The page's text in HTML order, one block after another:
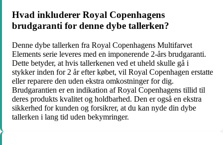
Hvad inkluderer Royal Copenhagens
brudgaranti for denne dybe tallerken?
Denne dybe tallerken fra Royal Copenhagens Multifarvet
Elements serie leveres med en imponerende 2-års brudgaranti.
Dette betyder, at hvis tallerkenen ved et uheld skulle gå i
stykker inden for 2 år efter købet, vil Royal Copenhagen erstatte
eller reparere den uden ekstra omkostninger for dig.
Brudgarantien er en indikation af Royal Copenhagens tillid til
deres produkts kvalitet og holdbarhed. Den er også en ekstra
sikkerhed for kunden og forsikrer, at du kan nyde din dybe
tallerken i lang tid uden bekymringer.